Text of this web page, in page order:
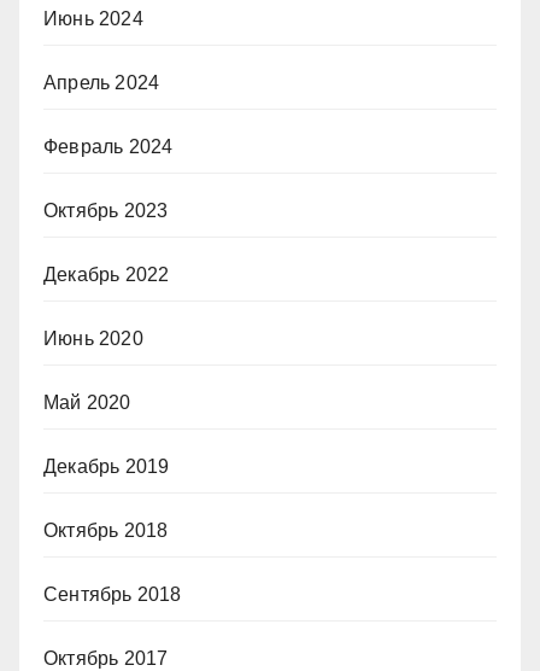
Июнь 2024
Апрель 2024
Февраль 2024
Октябрь 2023
Декабрь 2022
Июнь 2020
Май 2020
Декабрь 2019
Октябрь 2018
Сентябрь 2018
Октябрь 2017